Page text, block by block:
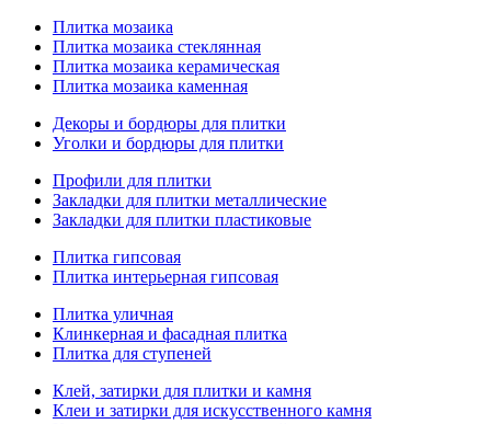
Плитка мозаика
Плитка мозаика стеклянная
Плитка мозаика керамическая
Плитка мозаика каменная
Декоры и бордюры для плитки
Уголки и бордюры для плитки
Профили для плитки
Закладки для плитки металлические
Закладки для плитки пластиковые
Плитка гипсовая
Плитка интерьерная гипсовая
Плитка уличная
Клинкерная и фасадная плитка
Плитка для ступеней
Клей, затирки для плитки и камня
Клеи и затирки для искусственного камня